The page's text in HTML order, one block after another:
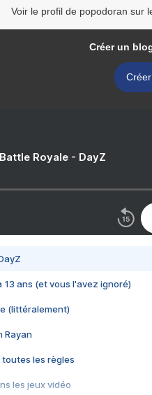
Voir le profil de popodoran sur
Créer un
Royale - DayZ
13 ans (et vous l'avez ignoré)
(littéralement)
Rayan
toutes les règles
les jeux vidéo